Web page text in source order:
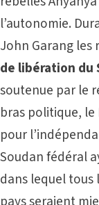
l’autonomie.
John Garang les
de libération du
soutenue par le
bras politique, le
pour
Soudan fédéral
dans lequel tous